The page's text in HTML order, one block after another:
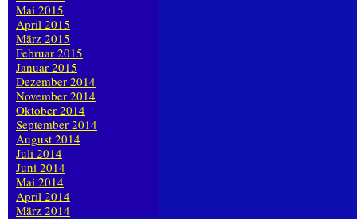
Mai 2015
April 2015
März 2015
Februar 2015
Januar 2015
Dezember 2014
November 2014
Oktober 2014
September 2014
August 2014
Juli 2014
Juni 2014
Mai 2014
April 2014
März 2014